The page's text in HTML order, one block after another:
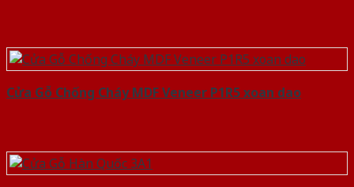
Cửa Gỗ Chống Cháy MDF Veneer P1R5 xoan dao